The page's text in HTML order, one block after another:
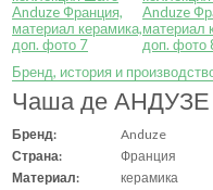
Бренд, история и
Чаша де АНДУЗЕ
Бренд:
Anduze
Страна:
Франция
Материал:
керамика